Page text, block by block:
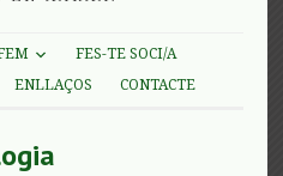
FES-TE SOCI/A
ENLLAÇOS CONTACTE